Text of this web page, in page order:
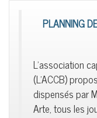
PLANNING
L'association
(L'ACCB)
dispensés par
Arte, tous les